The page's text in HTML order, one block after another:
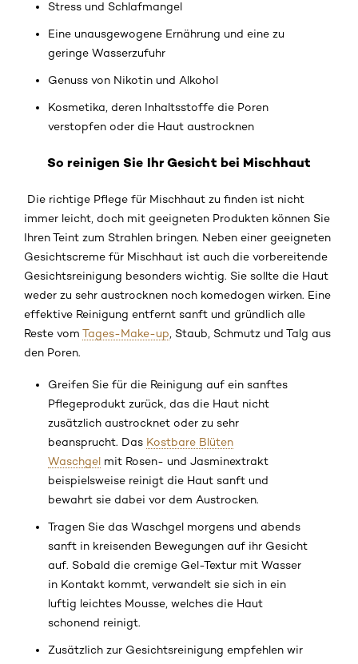
Stress und Schlafmangel
Eine unausgewogene Ernährung und eine zu
geringe Wasserzufuhr
Genuss von Nikotin und Alkohol
Kosmetika, deren Inhaltsstoffe die Poren
verstopfen oder die Haut austrocknen
So reinigen Sie Ihr Gesicht bei Mischhaut
Die richtige Pflege für Mischhaut zu finden ist nicht
immer leicht, doch mit geeigneten Produkten können Sie
Ihren Teint zum Strahlen bringen. Neben einer geeigneten
Gesichtscreme für Mischhaut ist auch die vorbereitende
Gesichtsreinigung besonders wichtig. Sie sollte die Haut
weder zu sehr austrocknen noch komedogen wirken. Eine
effektive Reinigung entfernt sanft und gründlich alle
Reste vom Tages-Make-up , Staub, Schmutz und Talg aus
den Poren.
Greifen Sie für die Reinigung auf ein sanftes
Pflegeprodukt zurück, das die Haut nicht
zusätzlich austrocknet oder zu sehr
beansprucht. Das Kostbare Blüten
Waschgel mit Rosen- und Jasminextrakt
beispielsweise reinigt die Haut sanft und
bewahrt sie dabei vor dem Austrocken.
Tragen Sie das Waschgel morgens und abends
sanft in kreisenden Bewegungen auf ihr Gesicht
auf. Sobald die cremige Gel-Textur mit Wasser
in Kontakt kommt, verwandelt sie sich in ein
luftig leichtes Mousse, welches die Haut
schonend reinigt.
Zusätzlich zur Gesichtsreinigung empfehlen wir